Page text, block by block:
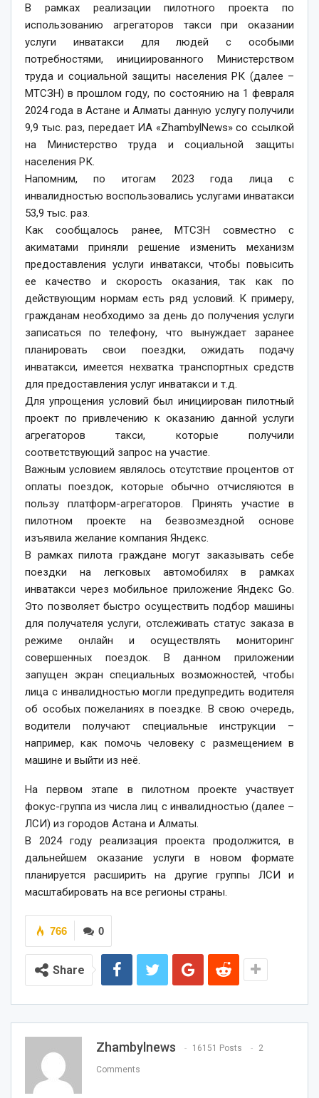
В рамках реализации пилотного проекта по
использованию агрегаторов такси при оказании
услуги инватакси для людей с особыми
потребностями, инициированного Министерством
труда и социальной защиты населения РК (далее –
МТСЗН) в прошлом году, по состоянию на 1 февраля
2024 года в Астане и Алматы данную услугу получили
9,9 тыс. раз, передает ИА «ZhambylNews» со ссылкой
на Министерство труда и социальной защиты
населения РК.
Напомним, по итогам 2023 года лица с
инвалидностью воспользовались услугами инватакси
53,9 тыс. раз.
Как сообщалось ранее, МТСЗН совместно с
акиматами приняли решение изменить механизм
предоставления услуги инватакси, чтобы повысить
ее качество и скорость оказания, так как по
действующим нормам есть ряд условий. К примеру,
гражданам необходимо за день до получения услуги
записаться по телефону, что вынуждает заранее
планировать свои поездки, ожидать подачу
инватакси, имеется нехватка транспортных средств
для предоставления услуг инватакси и т.д.
Для упрощения условий был инициирован пилотный
проект по привлечению к оказанию данной услуги
агрегаторов такси, которые получили
соответствующий запрос на участие.
Важным условием являлось отсутствие процентов от
оплаты поездок, которые обычно отчисляются в
пользу платформ-агрегаторов. Принять участие в
пилотном проекте на безвозмездной основе
изъявила желание компания Яндекс.
В рамках пилота граждане могут заказывать себе
поездки на легковых автомобилях в рамках
инватакси через мобильное приложение Яндекс Go.
Это позволяет быстро осуществить подбор машины
для получателя услуги, отслеживать статус заказа в
режиме онлайн и осуществлять мониторинг
совершенных поездок. В данном приложении
запущен экран специальных возможностей, чтобы
лица с инвалидностью могли предупредить водителя
об особых пожеланиях в поездке. В свою очередь,
водители получают специальные инструкции –
например, как помочь человеку с размещением в
машине и выйти из неё.
На первом этапе в пилотном проекте участвует
фокус-группа из числа лиц с инвалидностью (далее –
ЛСИ) из городов Астана и Алматы.
В 2024 году реализация проекта продолжится, в
дальнейшем оказание услуги в новом формате
планируется расширить на другие группы ЛСИ и
масштабировать на все регионы страны.
0
766
Share
Zhambylnews 16151 Posts 2
Comments